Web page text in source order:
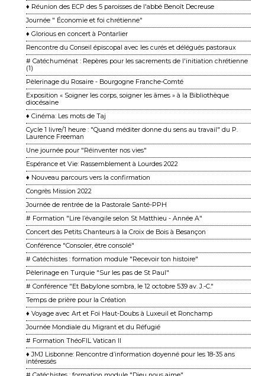
♦ Réunion des ECP des 5 paroisses de l'abbé Benoît Decreuse
Journée " Économie et foi chrétienne"
♦ Glorious en concert à Pontarlier
Rencontre du Conseil épiscopal avec les curés et délégués pastoraux
# Catéchuménat : Repères pour les sacrements de l'initiation chrétienne
(1)
Pèlerinage du Rosaire - Bourgogne Franche-Comté
Exposition « Soigner les corps, soigner les âmes » à la Bibliothèque
diocésaine
♦ Cinéma: Les mots de Taj
Cycle 1 livre/1 heure : "Quand méditer donne du sens au travail" du P.
Laurence Freeman
Une journée pour "Réinventer nos vies"
Espérance et Vie: Rassemblement à Lourdes 2022
♦ Nouveau parcours vers la confirmation
Congrès Mission 2022
Journée de rentrée de la Pastorale Santé-PPH
# Formation "Lire l’évangile selon St Matthieu - Année A"
Concert des Petits Chanteurs à la Croix de Bois à Besançon
Conférence "Consoler, être consolé"
# Catéchistes : formation module "Recevoir ton histoire"
Pèlerinage en Turquie "Sur les pas de St Paul"
# Conférence "Et Babylone sombra, le 12 octobre 539 av. J.-C."
Temps de prière pour la Création
♦ Voyage avec Art et Foi Haut-Doubs à Luxeuil et Ronchamp
Journée Mondiale du Migrant et du Réfugié
# Formation ThéoFIL Vatican II
♦ JMJ Lisbonne: Rencontre d’information doyenné pour les 18-35 ans
intéressés